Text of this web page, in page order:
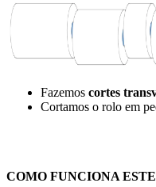
Fazemos cortes
Cortamos o rolo em
COMO FUNCIONA